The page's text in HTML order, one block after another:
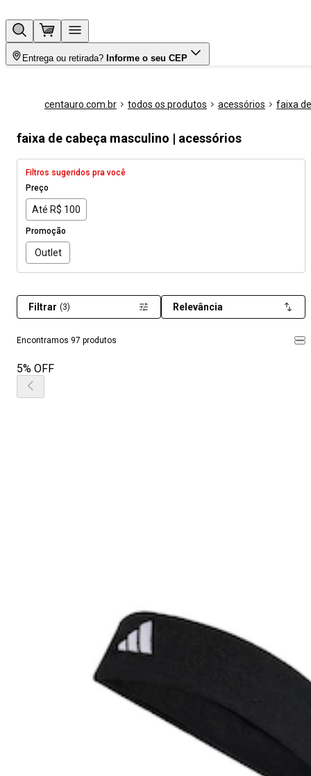
Entrega ou retirada? Informe o seu CEP
centauro.com.br todos os produtos acessórios faixa
faixa de cabeça masculino | acessórios
Filtros sugeridos pra você
Preço
Até R$ 100
Promoção
Outlet
Encontramos 97 produtos
Filtrar (3) Relevância
5% OFF